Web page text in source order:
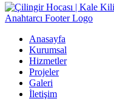
Anasayfa
Kurumsal
Hizmetler
Projeler
Galeri
İletişim